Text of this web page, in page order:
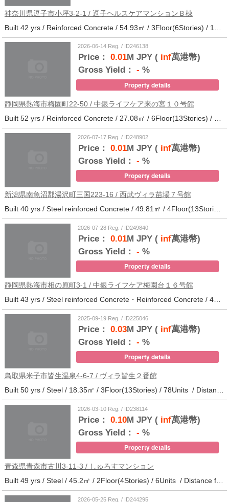
神奈川県逗子市小坪3-2-1 / 逗子ヘルスケアマンションＢ棟
2026-06-14 Reg. / ID246138
Price： 0.01M JPY (inf萬港幣)
Gross Yield： - %
Property details
静岡県熱海市梅園町22-50 / 中銀ライフケア来の宮１０号館
2026-07-17 Reg. / ID248902
Price： 0.01M JPY (inf萬港幣)
Gross Yield： - %
Property details
新潟県南魚沼郡湯沢町三国223-16 / 西武ヴィラ苗場７号館
Built 40 yrs / Steel reinforced Concrete / 49.81㎡ / 4Floor(13Stories) / 370Units / Distance from the station.
2026-07-28 Reg. / ID249840
Price： 0.01M JPY (inf萬港幣)
Gross Yield： - %
Property details
静岡県熱海市相の原町3-1 / 中銀ライフケア梅園台１６号館
Built 43 yrs / Steel reinforced Concrete・Reinforced Concrete / 44.37㎡ / 14Floor(14Stories) / 294Units / Distance from the station.25
2025-09-19 Reg. / ID225046
Price： 0.03M JPY (inf萬港幣)
Gross Yield： - %
Property details
鳥取県米子市皆生温泉4-6-7 / ヴィラ皆生２番館
Built 50 yrs / Steel / 18.35㎡ / 3Floor(13Stories) / 78Units / Distance from the station.
2026-03-10 Reg. / ID238114
Price： 0.10M JPY (inf萬港幣)
Gross Yield： - %
Property details
青森県青森市古川3-11-3 / しゅろすマンション
Built 49 yrs / Steel / 45.2㎡ / 2Floor(4Stories) / 6Units / Distance from the station.11
2026-05-25 Reg. / ID244295